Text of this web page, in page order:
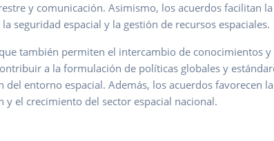
y comunicación. Asimismo, los acuerdos facilitan
seguridad espacial y la gestión de recursos espaciales.
también permiten el intercambio de conocimientos y
a la formulación de políticas globales y
entorno espacial. Además, los acuerdos favorecen
el crecimiento del sector espacial nacional.